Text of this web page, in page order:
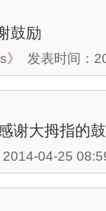
鼓励
》 发表时间：
谢大拇指的
2014-04-25